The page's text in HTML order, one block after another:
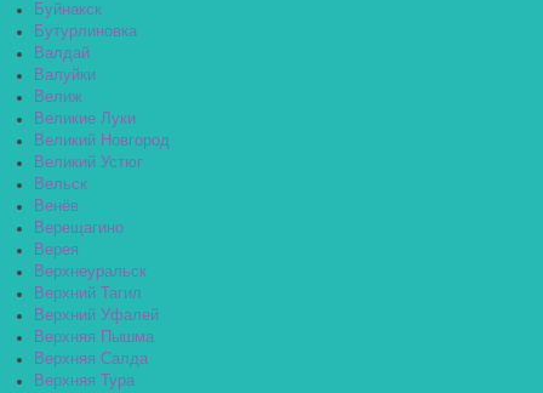
Буйнакск
Бутурлиновка
Валдай
Валуйки
Велиж
Великие Луки
Великий Новгород
Великий Устюг
Вельск
Венёв
Верещагино
Верея
Верхнеуральск
Верхний Тагил
Верхний Уфалей
Верхняя Пышма
Верхняя Салда
Верхняя Тура